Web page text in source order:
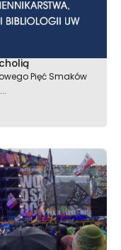
Pięć Smaków